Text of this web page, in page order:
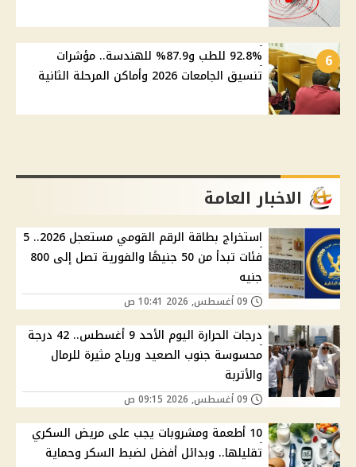
6
92.8% للطب و87.9% للهندسة.. مؤشرات
تنسيق الجامعات 2026 وأماكن المرحلة الثانية
الاخبار العامة
استخراج بطاقة الرقم القومي مستعجل 2026.. 5
فئات تبدأ من 50 جنيهًا والفورية تصل إلى 800
جنيه
درجات الحرارة اليوم الأحد 9 أغسطس.. 42 درجة
محسوسة جنوب الصعيد ورياح مثيرة للرمال
والأتربة
10 أطعمة ومشروبات يجب على مريض السكري
تقليلها.. وبدائل أفضل لضبط السكر وحماية